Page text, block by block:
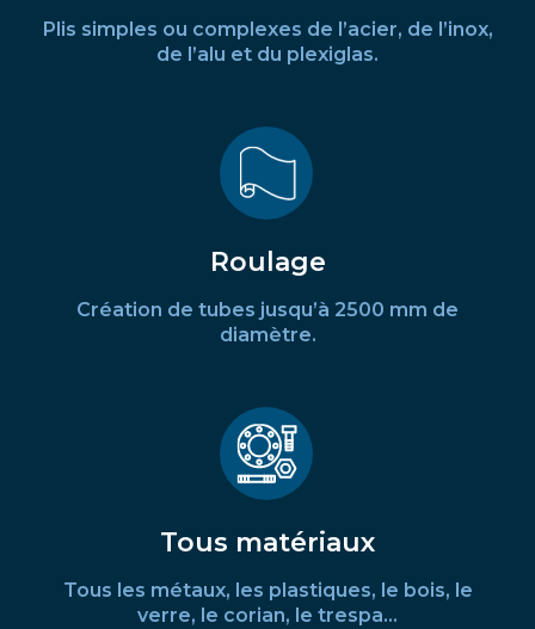
Plis simples ou complexes de l’acier, de l’inox,
de l’alu et du plexiglas.
Roulage
Création de tubes jusqu’à 2500 mm de
diamètre.
Tous matériaux
Tous les métaux, les plastiques, le bois, le
verre, le corian, le trespa…